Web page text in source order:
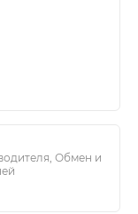
Обмен и